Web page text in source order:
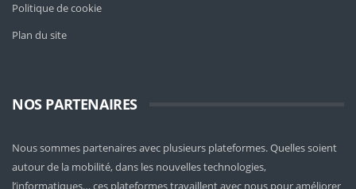
Politique de cookie
Plan du site
NOS PARTENAIRES
Nous sommes partenaires avec plusieurs plateformes. Quelles soient
autour de la mobilité, dans les nouvelles technologies,
l’informatiques… ces plateformes travaillent avec nous pour améliorer